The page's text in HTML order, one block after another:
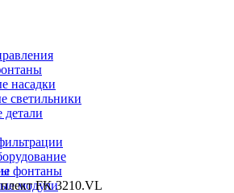
насадки
светильники
детали
фонтаны
модулиFK 3210.VL